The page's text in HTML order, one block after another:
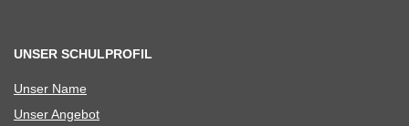
UNSER SCHULPROFIL
Unser Name
Unser Ange­bot